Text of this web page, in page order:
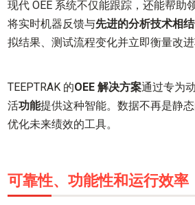
现代 OEE 系统不仅能跟踪，还能帮助
将实时机器反馈与先进的分析技术相
拟结果、测试流程变化并立即衡量改进
TEEPTRAK 的OEE 解决方案通过专为
活功能提供这种智能。数据不再是静
优化未来绩效的工具。
可靠性、功能性和运行效率